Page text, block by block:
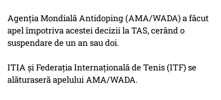
Agenţia Mondială Antidoping (AMA/WADA) a făcut
apel împotriva acestei decizii la TAS, cerând o
suspendare de un an sau doi.
ITIA şi Federaţia Internaţională de Tenis (ITF) se
alăturaseră apelului AMA/WADA.